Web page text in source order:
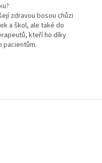
zdravou bosou chůzi
a škol, ale také do
kteří ho díky
pacientům.